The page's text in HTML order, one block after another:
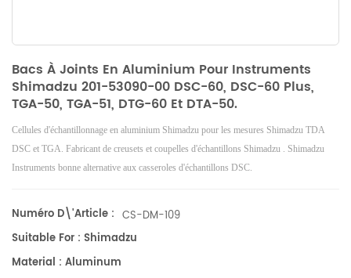
Bacs À Joints En Aluminium Pour Instruments
Shimadzu 201-53090-00 DSC-60, DSC-60 Plus,
TGA-50, TGA-51, DTG-60 Et DTA-50.
Cellules d'échantillonnage en aluminium Shimadzu pour les mesures Shimadzu TDA
DSC et TGA. Fabricant de creusets et coupelles d'échantillons Shimadzu . Shimadzu
Instruments bonne alternative aux casseroles d'échantillons DSC.
Numéro D\'article : CS-DM-109
Suitable For : Shimadzu
Material : Aluminum